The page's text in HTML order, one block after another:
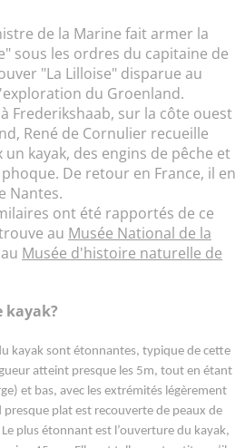
de la Marine fait armer la
sous les ordres du capitaine de
"La Lilloise" disparue au
du Groenland.
Frederikshaab, sur la côte ouest
René de Cornulier recueille
kayak, des engins de pêche et
De retour en France, il en
Nantes.
ont été rapportés de ce
au Musée National de la
Musée d'histoire naturelle de
kayak?
kayak sont étonnantes, typique de cette
atteint presque les 5m, tout en étant
et bas, avec les extrémités légèrement
presque plat est recouverte de peaux de
plus étonnant est l’ouverture du kayak,